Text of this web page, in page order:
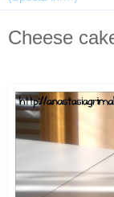
Cheese